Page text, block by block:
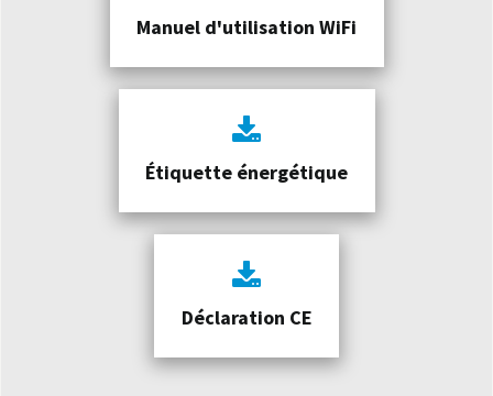
Manuel d'utilisation WiFi
Étiquette énergétique
Déclaration CE